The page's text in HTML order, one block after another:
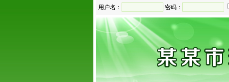
用户名： 密码：